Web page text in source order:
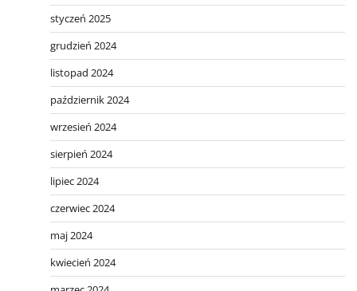
styczeń 2025
grudzień 2024
listopad 2024
październik 2024
wrzesień 2024
sierpień 2024
lipiec 2024
czerwiec 2024
maj 2024
kwiecień 2024